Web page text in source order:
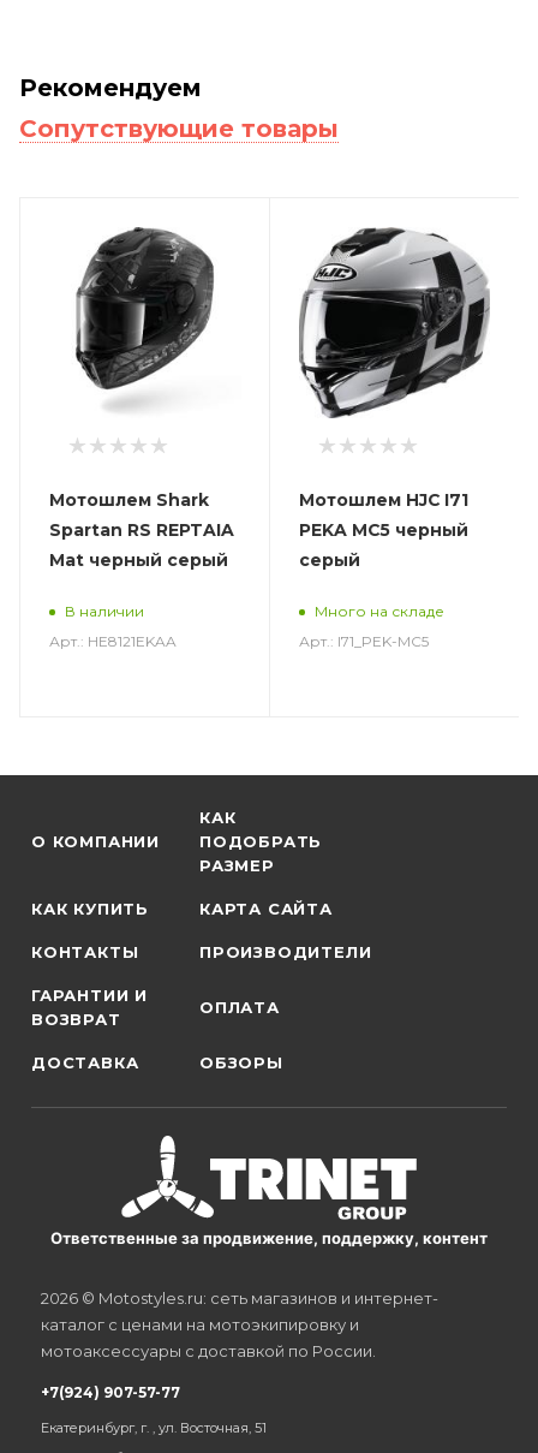
Рекомендуем
Сопутствующие товары
Мотошлем Shark
Spartan RS REPTAIA
Mat черный серый
В наличии
Арт.: HE8121EKAA
Мотошлем HJC I71
PEKA MC5 черный
серый
Много на складе
Арт.: I71_PEK-MC5
О КОМПАНИИ
КАК
ПОДОБРАТЬ
РАЗМЕР
КАК КУПИТЬ КАРТА САЙТА
КОНТАКТЫ ПРОИЗВОДИТЕЛИ
ГАРАНТИИ И
ВОЗВРАТ
ОПЛАТА
ДОСТАВКА ОБЗОРЫ
Ответственные за продвижение, поддержку, контент
2026 © Motostyles.ru: сеть магазинов и интернет-
каталог с ценами на мотоэкипировку и
мотоаксессуары с доставкой по России.
+7(924) 907-57-77
Екатеринбург, г. , ул. Восточная, 51